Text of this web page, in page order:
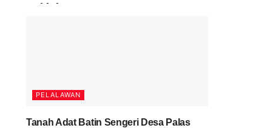
Terkini
PELALAWAN
Tanah Adat Batin Sengeri Desa Palas